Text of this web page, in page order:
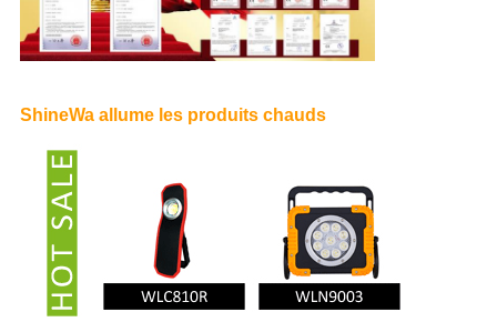
ShineWa allume les produits chauds